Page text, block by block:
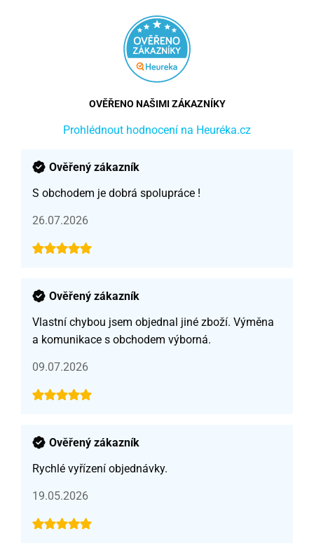
OVĚŘENO NAŠIMI ZÁKAZNÍKY
Prohlédnout hodnocení na Heuréka.cz
Ověřený zákazník
S obchodem je dobrá spolupráce !
26.07.2026
Ověřený zákazník
Vlastní chybou jsem objednal jiné zboží. Výměna
a komunikace s obchodem výborná.
09.07.2026
Ověřený zákazník
Rychlé vyřízení objednávky.
19.05.2026